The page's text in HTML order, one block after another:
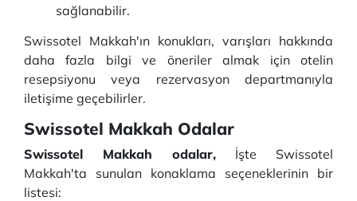
sağlanabilir.
Swissotel Makkah'ın konukları, varışları hakkında
daha fazla bilgi ve öneriler almak için otelin
resepsiyonu veya rezervasyon departmanıyla
iletişime geçebilirler.
Swissotel Makkah Odalar
Swissotel Makkah odalar, İşte Swissotel
Makkah'ta sunulan konaklama seçeneklerinin bir
listesi: